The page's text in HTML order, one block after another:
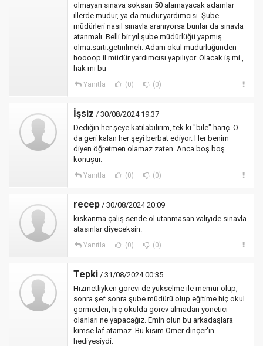
olmayan sınava soksan 50 alamayacak adamlar
illerde müdür, ya da müdür.yardimcisi. Şube
müdürleri nasıl sınavla aranıyorsa bunlar da sınavla
atanmalı. Belli bir yıl şube müdürlüğü yapmış
olma.sarti.getirilmeli. Adam okul müdürlüğünden
hoooop il müdür yardımcısı yapılıyor. Olacak iş mi ,
hak mı bu
Yanıtla (0) (0)
İşsiz / 30/08/2024 19:37
Dediğin her şeye katılabilirim, tek ki "bile" hariç. O
da geri kalan her şeyi berbat ediyor. Her benim
diyen öğretmen olamaz zaten. Anca boş boş
konuşur.
Yanıtla (0) (0)
recep / 30/08/2024 20:09
kıskanma çalış sende ol.utanmasan valiyide sınavla
atasınlar diyeceksin.
Yanıtla (0) (0)
Tepki / 31/08/2024 00:35
Hizmetliyken görevi de yükselme ile memur olup,
sonra şef sonra şube müdürü olup eğitime hiç okul
görmeden, hiç okulda görev almadan yönetici
olanları ne yapacağız. Emin olun bu arkadaşlara
kimse laf atamaz. Bu kısım Ömer dinçer'in
hediyesiydi.